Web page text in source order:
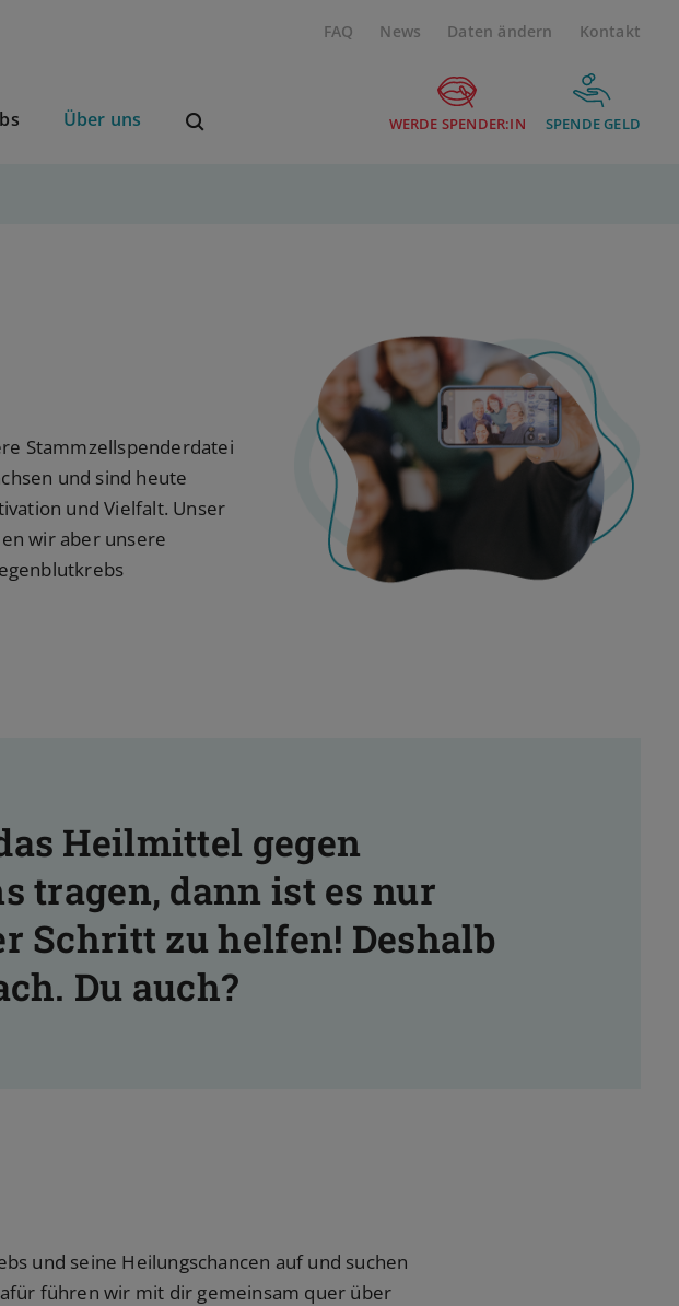
FAQ News Daten ändern Kontakt
Über uns Suchbegriff eingeben WERDE SPENDER:IN SPENDE GELD
Stammzellspenderdatei
und sind heute
und Vielfalt. Unser
wir aber unsere
Heilmittel gegen
tragen, dann ist es nur
Schritt zu helfen! Deshalb
Du auch?
und seine Heilungschancen auf und suchen
führen wir mit dir gemeinsam quer über